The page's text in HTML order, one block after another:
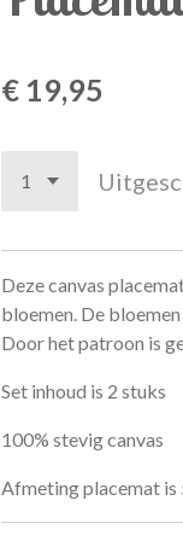
€ 19,95
Deze canvas
bloemen. De
Door het patroon is
Set inhoud is 2 stuks
100% stevig canvas
Afmeting placemat is